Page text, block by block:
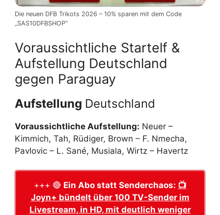
Die neuen DFB Trikots 2026 – 10% sparen mit dem Code
„SAS10DFBSHOP“
Voraussichtliche Startelf &
Aufstellung Deutschland
gegen Paraguay
Aufstellung Deutschland
Voraussichtliche Aufstellung: Neuer –
Kimmich, Tah, Rüdiger, Brown – F. Nmecha,
Pavlovic – L. Sané, Musiala, Wirtz – Havertz
+++ 🔴 Ein Abo statt Senderchaos: 📺
Joyn+ bündelt über 100 TV-Sender im
Livestream, in HD, mit deutlich weniger